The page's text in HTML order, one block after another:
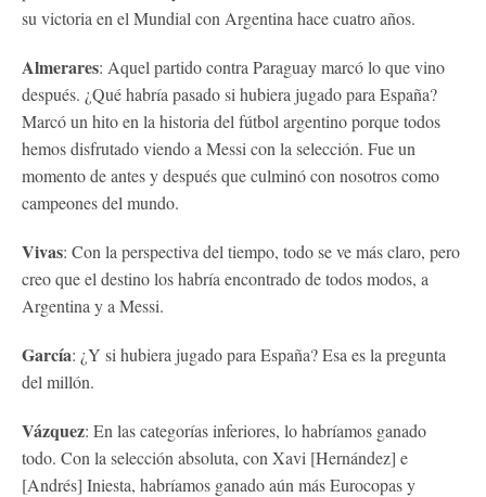
su victoria en el Mundial con Argentina hace cuatro años.
Almerares: Aquel partido contra Paraguay marcó lo que vino
después. ¿Qué habría pasado si hubiera jugado para España?
Marcó un hito en la historia del fútbol argentino porque todos
hemos disfrutado viendo a Messi con la selección. Fue un
momento de antes y después que culminó con nosotros como
campeones del mundo.
Vivas: Con la perspectiva del tiempo, todo se ve más claro, pero
creo que el destino los habría encontrado de todos modos, a
Argentina y a Messi.
García: ¿Y si hubiera jugado para España? Esa es la pregunta
del millón.
Vázquez: En las categorías inferiores, lo habríamos ganado
todo. Con la selección absoluta, con Xavi [Hernández] e
[Andrés] Iniesta, habríamos ganado aún más Eurocopas y